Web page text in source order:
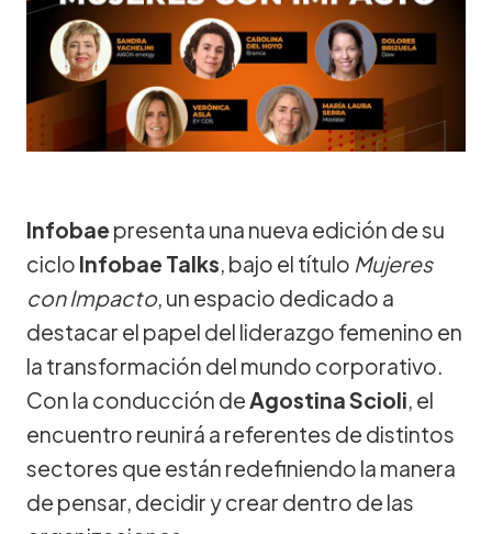
Infobae presenta una nueva edición de su
ciclo Infobae Talks, bajo el título Mujeres
con Impacto, un espacio dedicado a
destacar el papel del liderazgo femenino en
la transformación del mundo corporativo.
Con la conducción de Agostina Scioli, el
encuentro reunirá a referentes de distintos
sectores que están redefiniendo la manera
de pensar, decidir y crear dentro de las